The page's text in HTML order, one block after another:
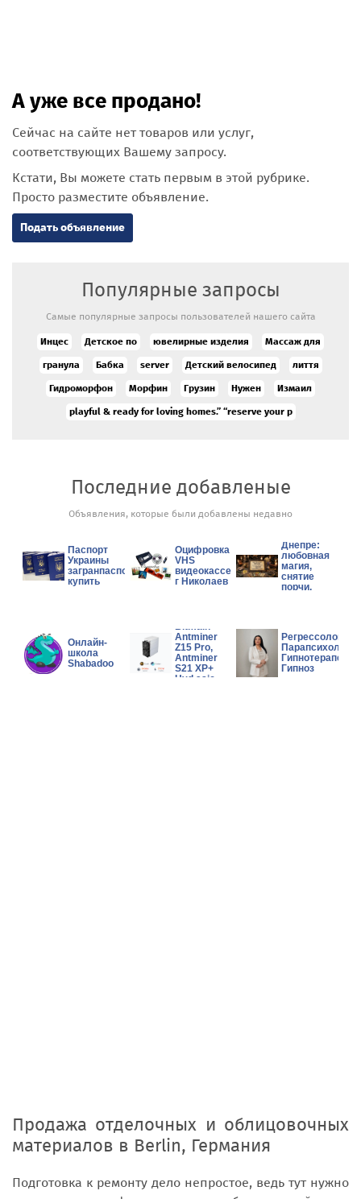
А уже все продано!
Сейчас на сайте нет товаров или услуг,
соответствующих Вашему запросу.
Кстати, Вы можете стать первым в этой рубрике.
Просто разместите объявление.
Подать объявление
Популярные запросы
Самые популярные запросы пользователей нашего сайта
Инцес Детское по ювелирные изделия Массаж для
гранула Бабка server Детский велосипед лиття
Гидроморфон Морфин Грузин Нужен Измаил
playful & ready for loving homes.” “reserve your p
Последние добавленые
Объявления, которые были добавлены недавно
Паспорт
Украины
загранпаспорт
купить
Оцифровка
VHS
видеокассет
г Николаев
Сильный
Днепре:
любовная
магия,
снятие
порчи,
Онлайн-
школа
Shabadoo
Bitmain
Antminer
Z15 Pro,
Antminer
S21 XP+
Hyd asic
Регрессолог,
Парапсихолог,
Гипнотерапевт,
Гипноз
Продажа отделочных и облицовочных
материалов в Berlin, Германия
Подготовка к ремонту дело непростое, ведь тут нужно